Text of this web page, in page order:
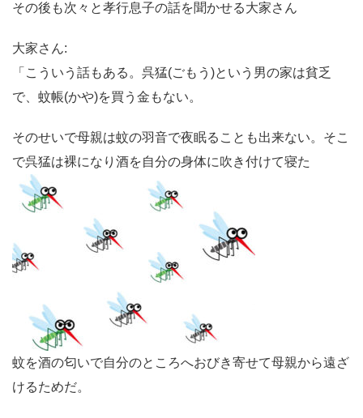
その後も次々と孝行息子の話を聞かせる大家さん
大家さん:
「こういう話もある。呉猛(ごもう)という男の家は貧乏
で、蚊帳(かや)を買う金もない。
そのせいで母親は蚊の羽音で夜眠ることも出来ない。そこ
で呉猛は裸になり酒を自分の身体に吹き付けて寝た
蚊を酒の匂いで自分のところへおびき寄せて母親から遠ざ
けるためだ。